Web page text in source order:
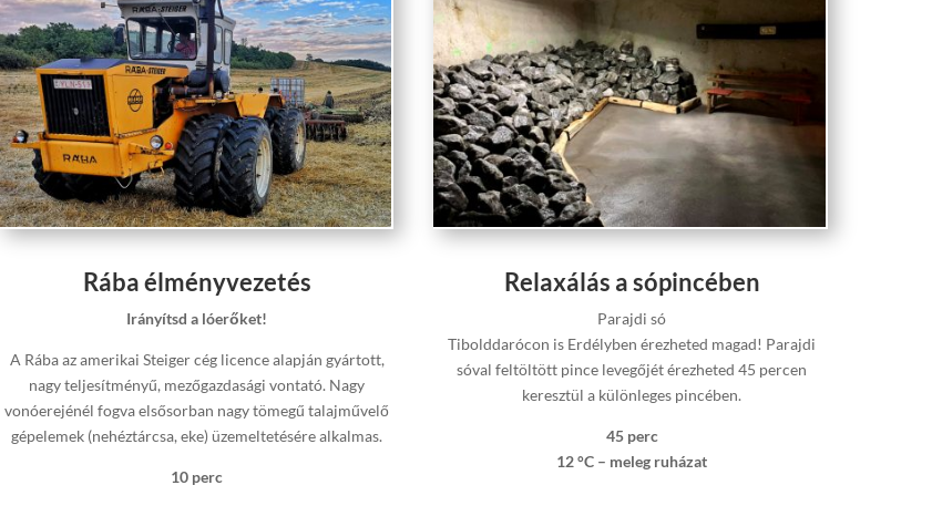
Rába élményvezetés
Irányítsd a lóerőket!
A Rába az amerikai Steiger cég licence alapján gyártott,
nagy teljesítményű, mezőgazdasági vontató. Nagy
vonóerejénél fogva elsősorban nagy tömegű talajművelő
gépelemek (nehéztárcsa, eke) üzemeltetésére alkalmas.
10 perc
Relaxálás a sópincében
Parajdi só
Tibolddarócon is Erdélyben érezheted magad! Parajdi
sóval feltöltött pince levegőjét érezheted 45 percen
keresztül a különleges pincében.
45 perc
12 °C – meleg ruházat